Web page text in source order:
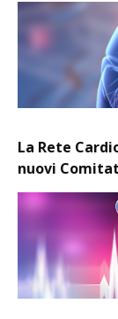
La Rete
nuovi